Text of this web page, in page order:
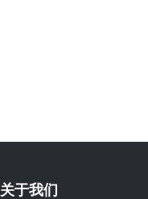
关于我们